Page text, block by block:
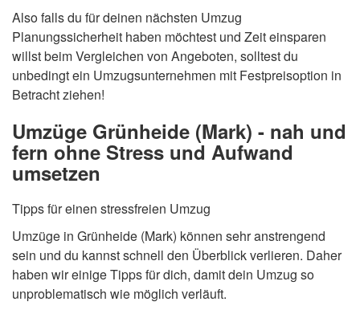
Also falls du für deinen nächsten Umzug
Planungssicherheit haben möchtest und Zeit einsparen
willst beim Vergleichen von Angeboten, solltest du
unbedingt ein Umzugsunternehmen mit Festpreisoption in
Betracht ziehen!
Umzüge Grünheide (Mark) - nah und
fern ohne Stress und Aufwand
umsetzen
Tipps für einen stressfreien Umzug
Umzüge in Grünheide (Mark) können sehr anstrengend
sein und du kannst schnell den Überblick verlieren. Daher
haben wir einige Tipps für dich, damit dein Umzug so
unproblematisch wie möglich verläuft.